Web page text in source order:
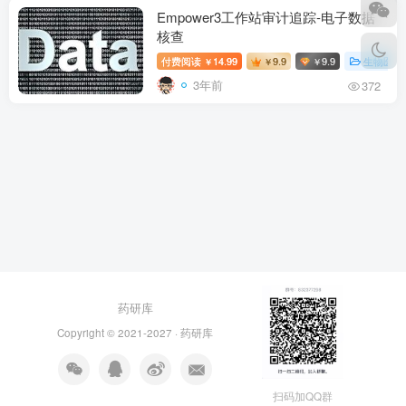
Empower3工作站审计追踪-电子数据
核查
付费阅读 ￥ 14.99 ￥9.9 ￥9.9 生物医药
3年前 372
药研库
Copyright © 2021-2027 · 药研库
扫码加QQ群